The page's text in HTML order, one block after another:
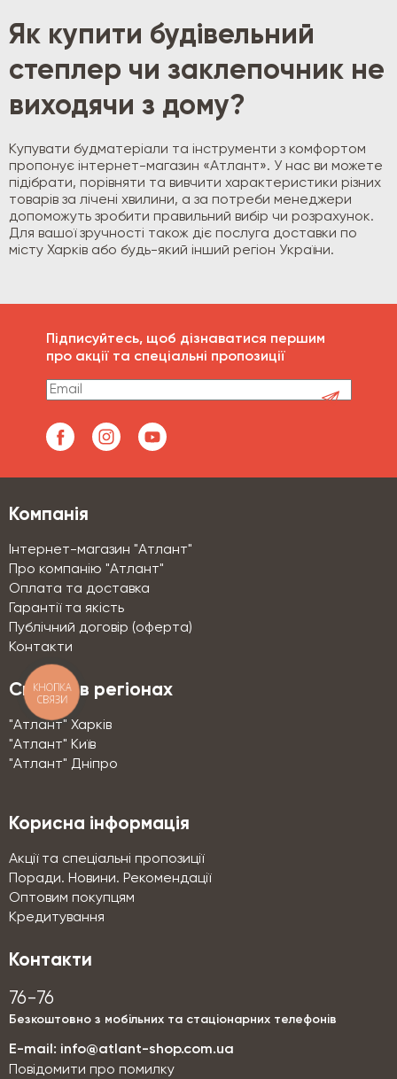
Як купити будівельний
степлер чи заклепочник не
виходячи з дому?
Купувати будматеріали та інструменти з комфортом
пропонує інтернет-магазин «Атлант». У нас ви можете
підібрати, порівняти та вивчити характеристики різних
товарів за лічені хвилини, а за потреби менеджери
допоможуть зробити правильний вибір чи розрахунок.
Для вашої зручності також діє послуга доставки по
місту Харків або будь-який інший регіон України.
Підписуйтесь, щоб дізнаватися першим
про акції та спеціальні пропозиції
Компанія
Інтернет-магазин "Атлант"
Про компанію "Атлант"
Оплата та доставка
Гарантії та якість
Публічний договір (оферта)
Контакти
Склади в регіонах
"Атлант" Харків
"Атлант" Київ
"Атлант" Дніпро
Корисна інформація
Акції та спеціальні пропозиції
Поради. Новини. Рекомендації
Оптовим покупцям
Кредитування
Контакти
76-76
Безкоштовно з мобільних та стаціонарних телефонів
E-mail: info@atlant-shop.com.ua
Повідомити про помилку
КНОПКА
СВЯЗИ